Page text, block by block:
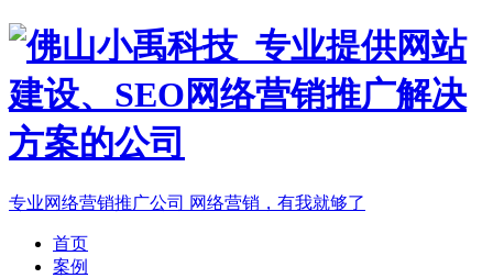
专业网络营销推广公司 网络营销，有我就够了
首页
案例